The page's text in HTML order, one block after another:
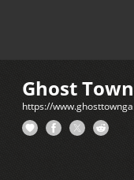
Ghost
https://